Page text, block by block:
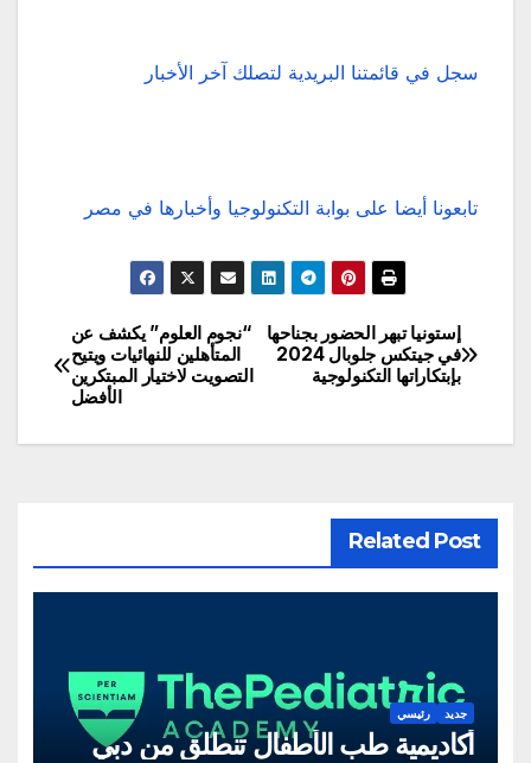
سجل في قائمتنا البريدية لتصلك آخر الأخبار
تابعونا أيضا على بوابة التكنولوجيا وأخبارها في مصر
تصفّح
المقالات
“نجوم العلوم” يكشف عن
المتأهلين للنهائيات ويتيح
التصويت لاختيار المبتكرين
الأفضل
إستونيا تبهر الحضور بجناحها
في جيتكس جلوبال 2024
بإبتكاراتها التكنولوجية
Related Post
جديد رئيسي
أكاديمية طب الأطفال تنطلق من دبي